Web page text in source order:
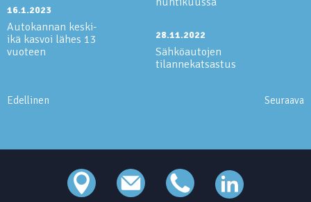
16.1.2023
Autokannan keski-
ikä kasvoi lähes 13
vuoteen
28.11.2022
Sähköautojen
tilannekatsastus
Edellinen Seuraava